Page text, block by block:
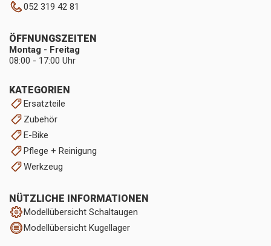
052 319 42 81
KATEGORIEN
Ersatzteile
Zubehör
E-Bike
Pflege + Reinigung
Werkzeug
NÜTZLICHE INFORMATIONEN
Modellübersicht Schaltaugen
Modellübersicht Kugellager
ÖFFNUNGSZEITEN
Montag - Freitag
08:00 - 17:00 Uhr